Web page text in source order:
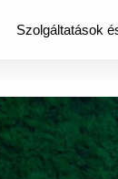
Szolgáltatások